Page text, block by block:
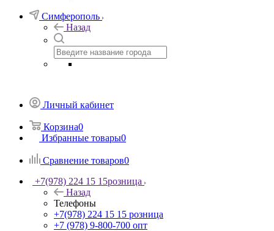
Симферополь
Назад
Личный кабинет
Корзина0
Избранные товары0
Сравнение товаров0
+7(978) 224 15 15розница
Назад
Телефоны
+7(978) 224 15 15 розница
+7 (978) 9-800-700 опт